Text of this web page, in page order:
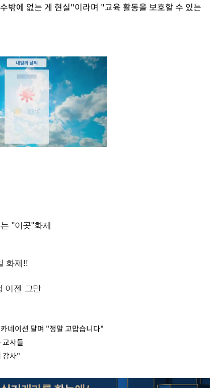
밖에 없는 게 현실"이라며 "교육 활동을 보호할 수 있는
네이션 달며 "정말 고맙습니다"
사들
감사"